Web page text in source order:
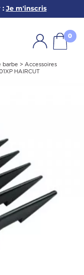
: Je m'inscris
0
barbe > Accessoires
HAIRCUT